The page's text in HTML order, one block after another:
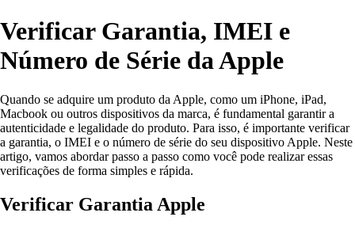
Verificar Garantia, IMEI e
Número de Série da Apple
Quando se adquire um produto da Apple, como um iPhone, iPad,
Macbook ou outros dispositivos da marca, é fundamental garantir a
autenticidade e legalidade do produto. Para isso, é importante verificar
a garantia, o IMEI e o número de série do seu dispositivo Apple. Neste
artigo, vamos abordar passo a passo como você pode realizar essas
verificações de forma simples e rápida.
Verificar Garantia Apple